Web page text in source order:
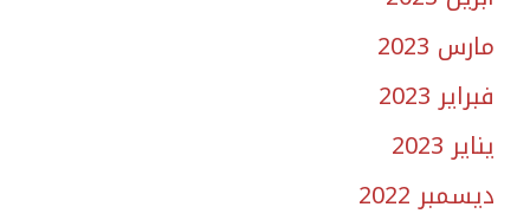
مارس 2023
فبراير 2023
يناير 2023
ديسمبر 2022